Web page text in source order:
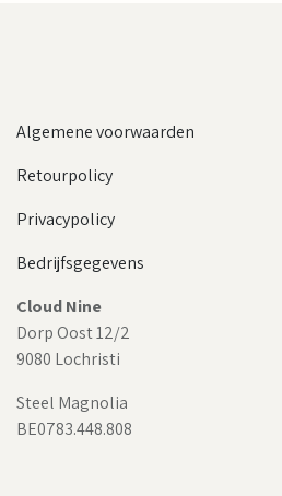
Algemene voorwaarden
Retourpolicy
Privacypolicy
Bedrijfsgegevens
Cloud Nine
Dorp Oost 12/2
9080 Lochristi
Steel Magnolia
BE0783.448.808